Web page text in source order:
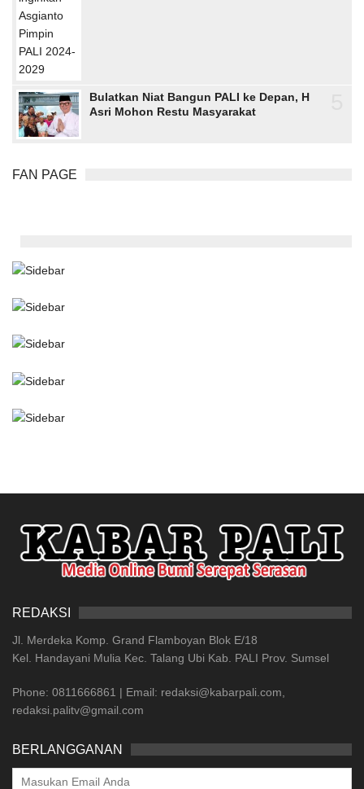
Bulatkan Niat Bangun PALI ke Depan, H
Asri Mohon Restu Masyarakat
FAN PAGE
REDAKSI
Jl. Merdeka Komp. Grand Flamboyan Blok E/18
Kel. Handayani Mulia Kec. Talang Ubi Kab. PALI Prov. Sumsel
Phone: 0811666861 | Email: redaksi@kabarpali.com,
redaksi.palitv@gmail.com
BERLANGGANAN